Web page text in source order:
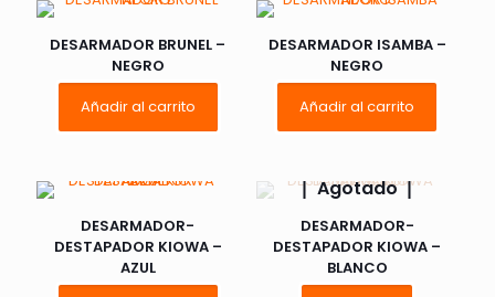
DESARMADOR BRUNEL –
NEGRO
Añadir al carrito
DESARMADOR ISAMBA –
NEGRO
Añadir al carrito
DESARMADOR-
DESTAPADOR KIOWA –
AZUL
Agotado
DESARMADOR-
DESTAPADOR KIOWA –
BLANCO